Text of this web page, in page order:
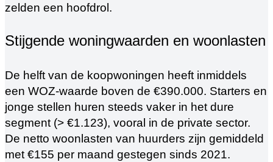
zelden een hoofdrol.
Stijgende woningwaarden en woonlasten
De helft van de koopwoningen heeft inmiddels
een WOZ-waarde boven de €390.000. Starters en
jonge stellen huren steeds vaker in het dure
segment (> €1.123), vooral in de private sector.
De netto woonlasten van huurders zijn gemiddeld
met €155 per maand gestegen sinds 2021.